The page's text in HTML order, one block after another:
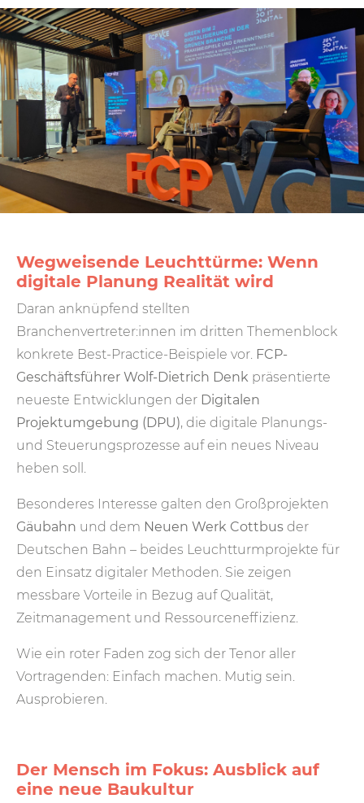
Wegweisende Leuchttürme: Wenn
digitale Planung Realität wird
Daran anknüpfend stellten
Branchenvertreter:innen im dritten Themenblock
konkrete Best-Practice-Beispiele vor. FCP-
Geschäftsführer Wolf-Dietrich Denk präsentierte
neueste Entwicklungen der Digitalen
Projektumgebung (DPU), die digitale Planungs-
und Steuerungsprozesse auf ein neues Niveau
heben soll.
Besonderes Interesse galten den Großprojekten
Gäubahn und dem Neuen Werk Cottbus der
Deutschen Bahn – beides Leuchtturmprojekte für
den Einsatz digitaler Methoden. Sie zeigen
messbare Vorteile in Bezug auf Qualität,
Zeitmanagement und Ressourceneffizienz.
Wie ein roter Faden zog sich der Tenor aller
Vortragenden: Einfach machen. Mutig sein.
Ausprobieren.
Der Mensch im Fokus: Ausblick auf
eine neue Baukultur